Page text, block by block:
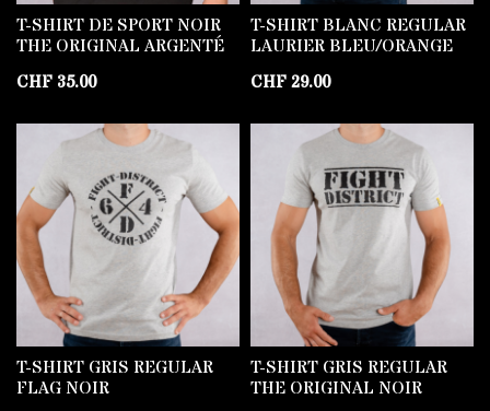
T-SHIRT DE SPORT NOIR
THE ORIGINAL ARGENTÉ
CHF 35.00
T-SHIRT BLANC REGULAR
LAURIER BLEU/ORANGE
CHF29.00
T-SHIRT GRIS REGULAR
FLAG NOIR
T-SHIRT GRIS REGULAR
THE ORIGINAL NOIR